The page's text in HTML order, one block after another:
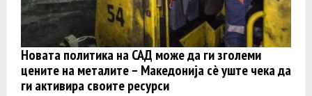
Новата политика на САД може да ги зголеми
цените на металите – Македонија сè уште чека да
ги активира своите ресурси